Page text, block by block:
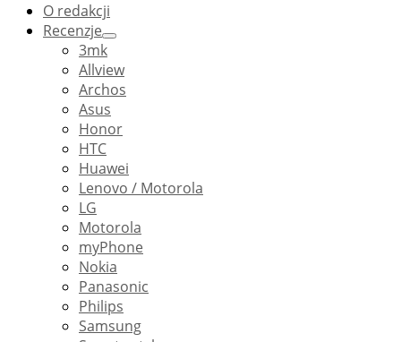
O redakcji
Recenzje
3mk
Allview
Archos
Asus
Honor
HTC
Huawei
Lenovo / Motorola
LG
Motorola
myPhone
Nokia
Panasonic
Philips
Samsung